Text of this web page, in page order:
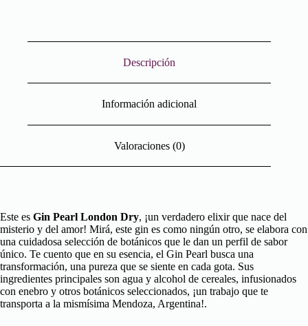
Descripción
Información adicional
Valoraciones (0)
Este es Gin Pearl London Dry, ¡un verdadero elixir que nace del
misterio y del amor! Mirá, este gin es como ningún otro, se elabora con
una cuidadosa selección de botánicos que le dan un perfil de sabor
único. Te cuento que en su esencia, el Gin Pearl busca una
transformación, una pureza que se siente en cada gota. Sus
ingredientes principales son agua y alcohol de cereales, infusionados
con enebro y otros botánicos seleccionados, ¡un trabajo que te
transporta a la mismísima Mendoza, Argentina!.